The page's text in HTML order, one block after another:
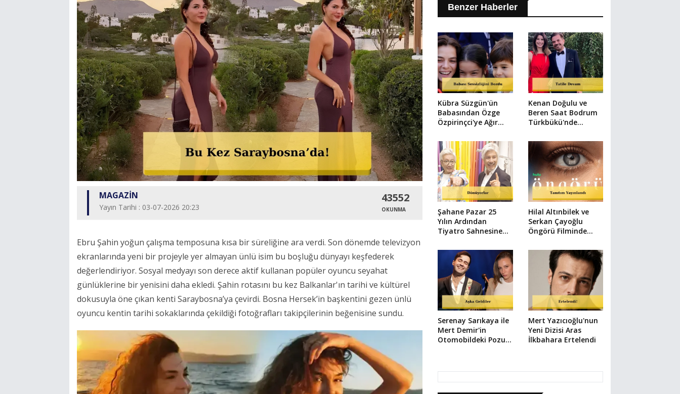
MAGAZİN
Yayın Tarihi : 03-07-2026 20:23
43552
OKUNMA
Ebru Şahin yoğun çalışma temposuna kısa bir süreliğine ara verdi. Son dönemde televizyon
ekranlarında yeni bir projeyle yer almayan ünlü isim bu boşluğu dünyayı keşfederek
değerlendiriyor. Sosyal medyayı son derece aktif kullanan popüler oyuncu seyahat
günlüklerine bir yenisini daha ekledi. Şahin rotasını bu kez Balkanlar'ın tarihi ve kültürel
dokusuyla öne çıkan kenti Saraybosna’ya çevirdi. Bosna Hersek’in başkentini gezen ünlü
oyuncu kentin tarihi sokaklarında çekildiği fotoğrafları takipçilerinin beğenisine sundu.
Benzer Haberler
Kübra Süzgün'ün
Babasından Özge
Özpirinçci'ye Ağır
Kenan Doğulu ve
Beren Saat Bodrum
Türkbükü'nde
Şahane Pazar 25
Yılın Ardından
Tiyatro Sahnesine
Hilal Altınbilek ve
Serkan Çayoğlu
Öngörü Filminde
Serenay Sarıkaya ile
Mert Demir'in
Otomobildeki Pozu
Mert Yazıcıoğlu'nun
Yeni Dizisi Aras
İlkbahara Ertelendi